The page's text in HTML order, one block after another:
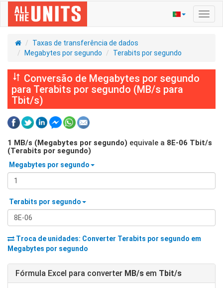
Taxas de transferência de dados
Megabytes por segundo
Terabits por segundo
Conversão de Megabytes por segundo
para Terabits por segundo (MB/s para
Tbit/s)
1 MB/s (Megabytes por segundo) equivale a 8E-06 Tbit/s
(Terabits por segundo)
Megabytes por segundo
Terabits por segundo
Troca de unidades: Converter Terabits por segundo em
Megabytes por segundo
Fórmula Excel para converter MB/s em Tbit/s